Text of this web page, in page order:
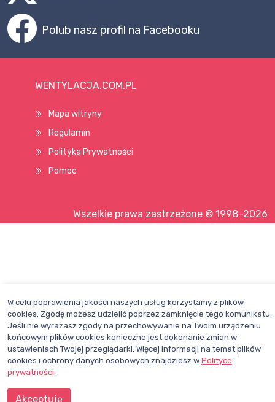
Polub nasz profil na Facebooku
WENTYLACJA.COM.PL
Mapa witryny
Regulamin
Polityka Prywatności
Pomoc
Wszelkie prawa zastrzeżone © 1998–2026
W celu poprawienia jakości naszych usług korzystamy z plików
cookies. Zgodę możesz udzielić poprzez zamknięcie tego komunikatu.
Jeśli nie wyrażasz zgody na przechowywanie na Twoim urządzeniu
końcowym plików cookies konieczne jest dokonanie zmian w
ustawieniach Twojej przeglądarki. Więcej informacji na temat plików
cookies i ochrony danych osobowych znajdziesz w Polityce
prywatności.
Akceptuję